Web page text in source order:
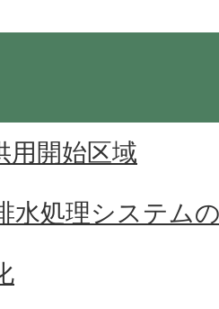
用開始区域
水処理システム